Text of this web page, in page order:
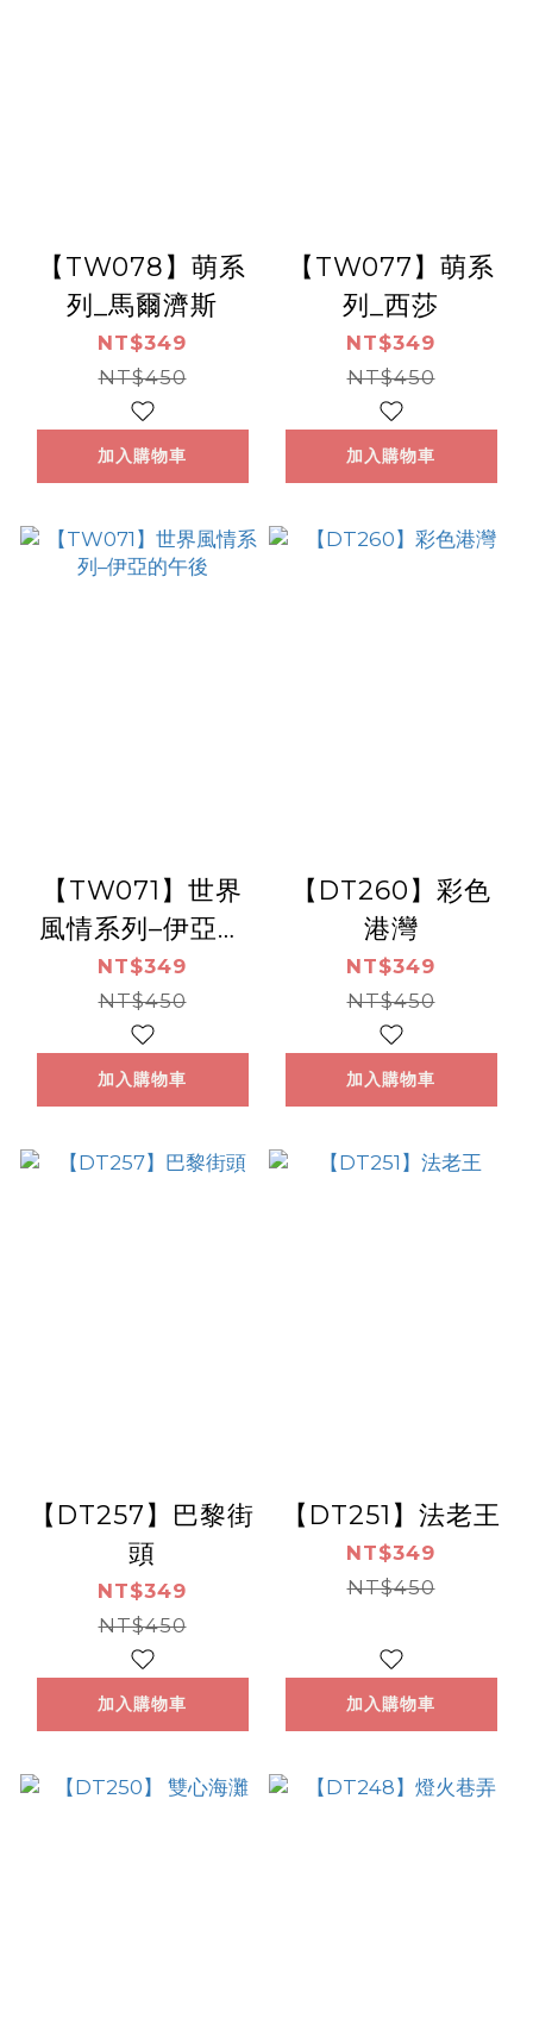
【TW078】萌系
列_馬爾濟斯
NT$349
NT$450
加入購物車
【TW077】萌系
列_西莎
NT$349
NT$450
加入購物車
【TW071】世界
風情系列–伊亞的
午後
NT$349
NT$450
加入購物車
【DT260】彩色
港灣
NT$349
NT$450
加入購物車
【DT257】巴黎街
頭
NT$349
NT$450
加入購物車
【DT251】法老王
NT$349
NT$450
加入購物車